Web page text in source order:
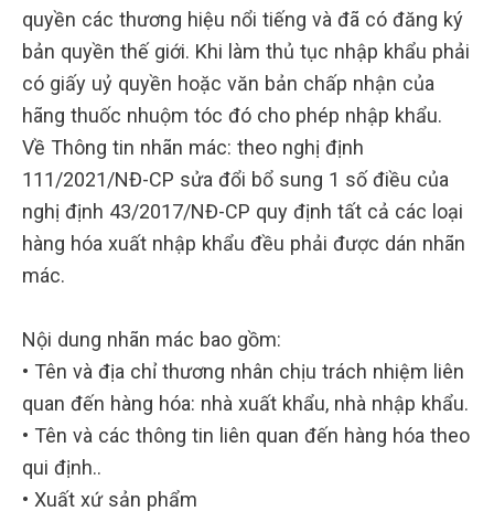
quyền các thương hiệu nổi tiếng và đã có đăng ký
bản quyền thế giới. Khi làm thủ tục nhập khẩu phải
có giấy uỷ quyền hoặc văn bản chấp nhận của
hãng thuốc nhuộm tóc đó cho phép nhập khẩu.
Về Thông tin nhãn mác: theo nghị định
111/2021/NĐ-CP sửa đổi bổ sung 1 số điều của
nghị định 43/2017/NĐ-CP quy định tất cả các loại
hàng hóa xuất nhập khẩu đều phải được dán nhãn
mác.
Nội dung nhãn mác bao gồm:
• Tên và địa chỉ thương nhân chịu trách nhiệm liên
quan đến hàng hóa: nhà xuất khẩu, nhà nhập khẩu.
• Tên và các thông tin liên quan đến hàng hóa theo
qui định..
• Xuất xứ sản phẩm